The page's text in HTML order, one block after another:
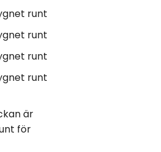
runt
runt
runt
runt
är
för